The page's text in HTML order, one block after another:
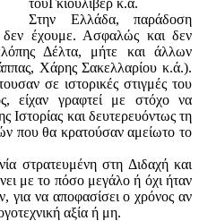
Στην Ελλάδα, παράδοση
δεν έχουμε. Ασφαλώς και δεν
Δέλτα, μήτε και άλλων
Χάρης Σακελλαρίου κ.ά.).
σε ιστορικές στιγμές του
είχαν γραφτεί με στόχο να
Ιστορίας και δευτερευόντως τη
που θα κρατούσαν αμείωτο το
στρατευμένη στη Διδαχή και
με το πόσο μεγάλο ή όχι ήταν
για να αποφασίσει ο χρόνος αν
αξία ή μη.